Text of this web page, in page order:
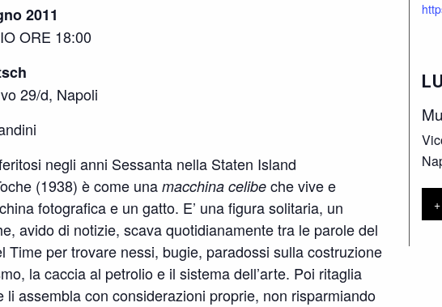
2011
ORE 18:00
29/d, Napoli
negli anni Sessanta nella Staten Island
(1938) è come una macchina celibe che vive e
fotografica e un gatto. E’ una figura solitaria, un
avido di notizie, scava quotidianamente tra le parole del
Time per trovare nessi, bugie, paradossi sulla costruzione
la caccia al petrolio e il sistema dell’arte. Poi ritaglia
li assembla con considerazioni proprie, non risparmiando